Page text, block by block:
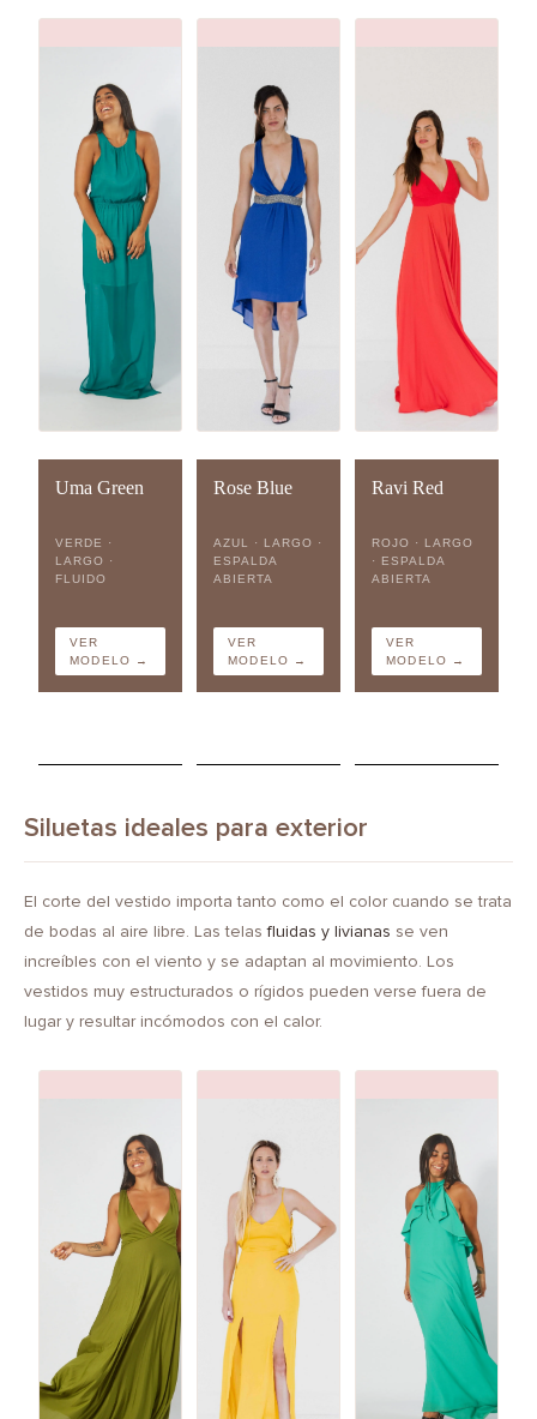
Uma Green
VERDE ·
LARGO ·
FLUIDO
VER
MODELO →
Rose Blue
AZUL · LARGO ·
ESPALDA
ABIERTA
VER
MODELO →
Ravi Red
ROJO · LARGO
· ESPALDA
ABIERTA
VER
MODELO →
Siluetas ideales para exterior
El corte del vestido importa tanto como el color cuando se trata
de bodas al aire libre. Las telasfluidas y livianas se ven
increíbles con el viento y se adaptan al movimiento. Los
vestidos muy estructurados o rígidos pueden verse fuera de
lugar y resultar incómodos con el calor.